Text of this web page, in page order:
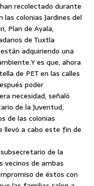
recolectado durante
las colonias Jardines del
Plan de Ayala,
de Tuxtla
adquiriendo una
Y es que, ahora
de PET en las calles
poder
necesidad, señaló
de la Juventud,
de las colonias
llevó a cabo este fin de
de la
vecinos de ambas
de éstos con